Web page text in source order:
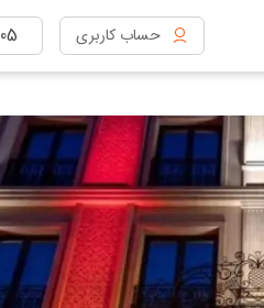
حساب کاربری
خروج
05